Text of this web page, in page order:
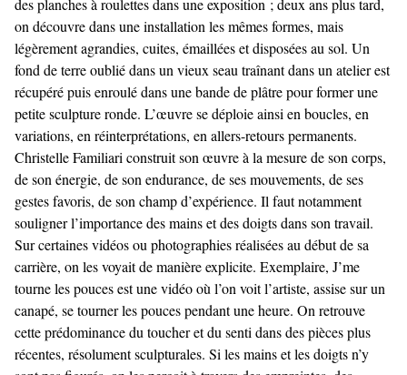
on découvre dans une installation les mêmes formes, mais
légèrement agrandies, cuites, émaillées et disposées au sol. Un
fond de terre oublié dans un vieux seau traînant dans un atelier est
récupéré puis enroulé dans une bande de plâtre pour former une
petite sculpture ronde. L’œuvre se déploie ainsi en boucles, en
variations, en réinterprétations, en allers-retours permanents.
Christelle Familiari construit son œuvre à la mesure de son corps,
de son énergie, de son endurance, de ses mouvements, de ses
gestes favoris, de son champ d’expérience. Il faut notamment
souligner l’importance des mains et des doigts dans son travail.
Sur certaines vidéos ou photographies réalisées au début de sa
carrière, on les voyait de manière explicite. Exemplaire, J’me
tourne les pouces est une vidéo où l’on voit l’artiste, assise sur un
canapé, se tourner les pouces pendant une heure. On retrouve
cette prédominance du toucher et du senti dans des pièces plus
récentes, résolument sculpturales. Si les mains et les doigts n’y